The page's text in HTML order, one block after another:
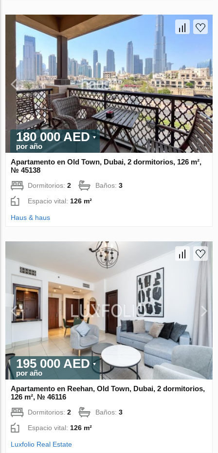
180 000 AED
por año
Apartamento en Old Town, Dubai, 2 dormitorios, 126 m²,
№ 45138
Dormitorios:2 Baños:3
Espacio vital: 126 m²
Haus & haus
195 000 AED
por año
Apartamento en Reehan, Old Town, Dubai, 2 dormitorios,
126 m², № 46116
Dormitorios:2 Baños:3
Espacio vital: 126 m²
Luxfolio Real Estate